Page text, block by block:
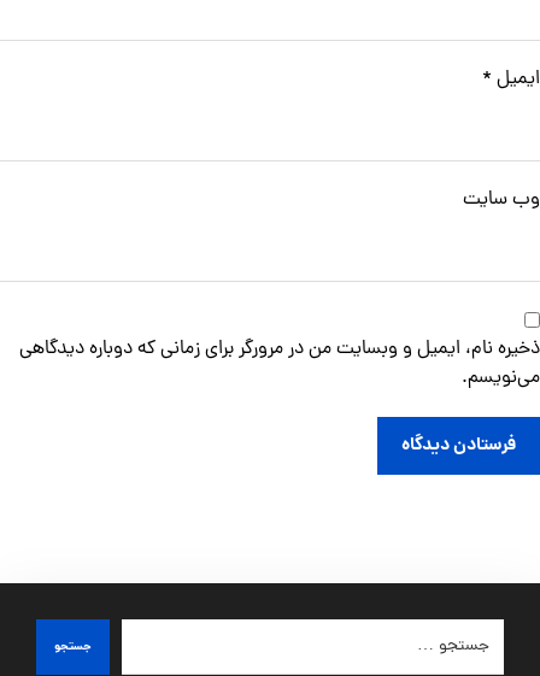
ایمیل *
وب‌ سایت
ذخیره نام، ایمیل و وبسایت من در مرورگر برای زمانی که دوباره دیدگاهی
می‌نویسم.
فرستادن دیدگاه
جستجو